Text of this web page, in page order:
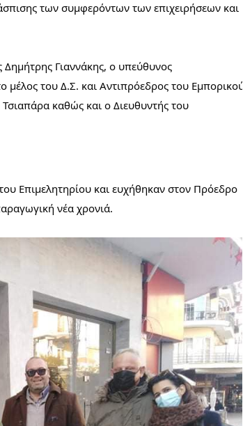
των συμφερόντων των επιχειρήσεων και
Γιαννάκης, ο υπεύθυνος
μέλος του Δ.Σ. και Αντιπρόεδρος του Εμπορικού
καθώς και ο Διευθυντής του
Επιμελητηρίου και ευχήθηκαν στον Πρόεδρο
νέα χρονιά.